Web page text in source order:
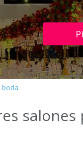
boda